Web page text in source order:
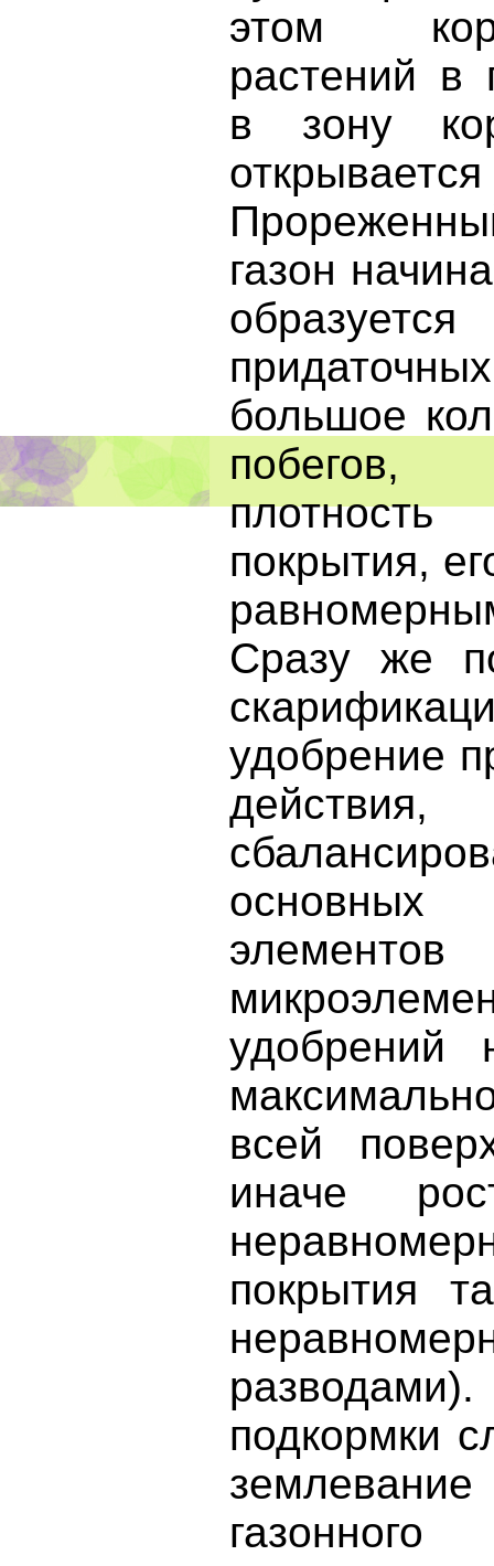
этом
растений в
в зону
газон
большое
покрытия,
Сразу же
удобрение
удобрений
всей
иначе
покрытия
подкормки